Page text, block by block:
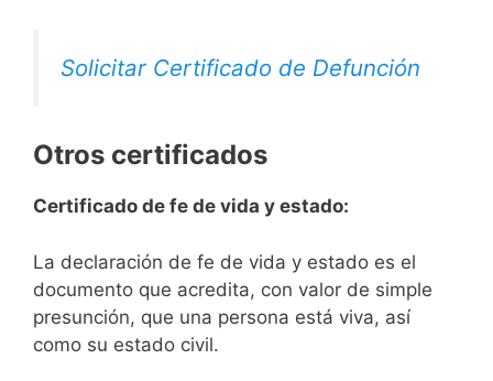
Solicitar Certificado de Defunción
Otros certificados
Certificado de fe de vida y estado:
La declaración de fe de vida y estado es el
documento que acredita, con valor de simple
presunción, que una persona está viva, así
como su estado civil.